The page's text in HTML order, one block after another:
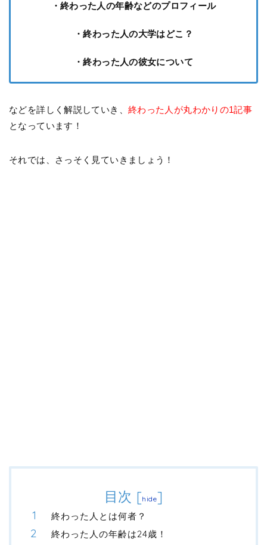
・終わった人の年齢などのプロフィール
・終わった人の大学はどこ？
・終わった人の彼女について
などを詳しく解説していき、 終わった人が丸わかりの1記事
となっています！
それでは、さっそく見ていきましょう！
目次 [hide]
終わった人とは何者？
終わった人の年齢は24歳！